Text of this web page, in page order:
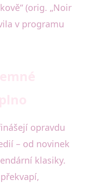
(orig. „Noir
v programu
opravdu
– od novinek
klasiky.